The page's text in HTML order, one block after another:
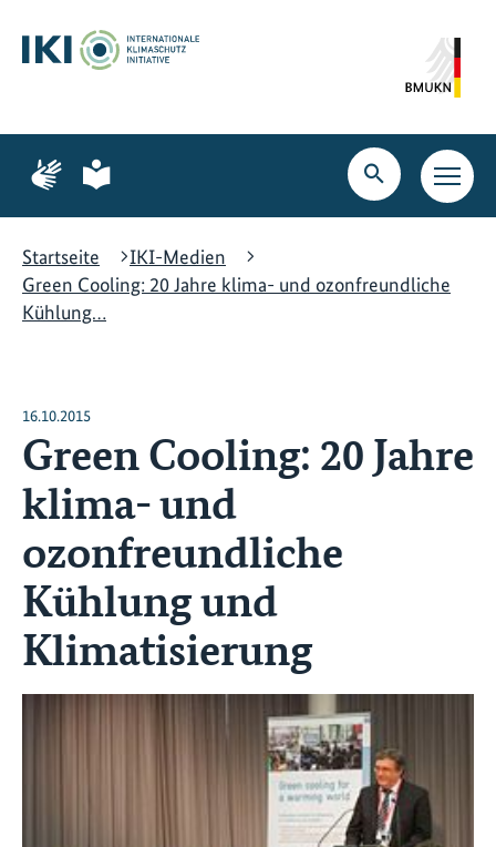
Hauptinhalt
springen
Suche
springen
Hauptnavigation
springen
Zur
Seite
Gebärdensprache
Zur
Seite
leichte
Suche
öffnen
Startseite
IKI-Medien
Green Cooling: 20 Jahre klima- und ozonfreundliche
Kühlung…
16.10.2015
Green Cooling: 20 Jahre
klima- und
ozonfreundliche
Kühlung und
Klimatisierung